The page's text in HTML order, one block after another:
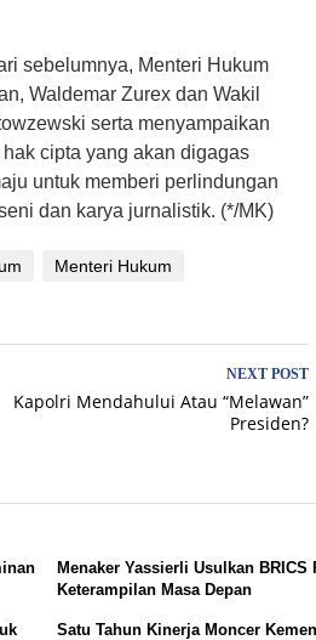
sebelumnya, Menteri Hukum
Waldemar Zurex dan Wakil
serta menyampaikan
cipta yang akan digagas
untuk memberi perlindungan
dan karya jurnalistik. (*/MK)
Menteri Hukum
NEXT POST
Kapolri Mendahului Atau “Melawan”
Presiden?
Menaker Yassierli Usulkan BRICS
Keterampilan Masa Depan
Satu Tahun Kinerja Moncer